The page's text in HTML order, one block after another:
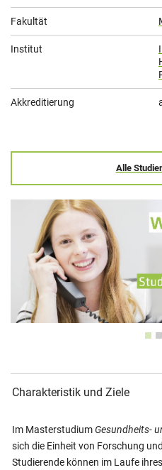
Fakultät
Institut
Akkreditierung
Alle
Charakteristik und Ziele
Im Masterstudium Gesundheits-
sich die Einheit von Forschung
Studierende können im Laufe